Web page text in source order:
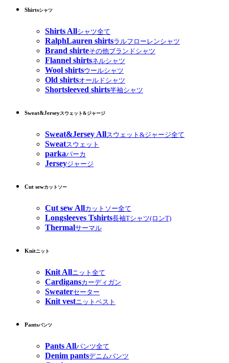
Shirtsシャツ
Shirts Allシャツ全て
RalphLauren shirtsラルフローレンシャツ
Brand shirteその他ブランドシャツ
Flannel shirtsネルシャツ
Wool shirtsウールシャツ
Old shirtsオールドシャツ
Shortsleeved shirts半袖シャツ
Sweat&Jerseyスウェット&ジャージ
Sweat&Jersey Allスウェット&ジャージ全て
Sweatスウェット
parkaパーカ
Jerseyジャージ
Cut sewカットソー
Cut sew Allカットソー全て
Longsleeves Tshirts長袖Tシャツ(ロンT)
Thermalサーマル
Knitニット
Knit Allニット全て
Cardigansカーディガン
Sweaterセーター
Knit vestニットベスト
Pantsパンツ
Pants Allパンツ全て
Denim pantsデニムパンツ